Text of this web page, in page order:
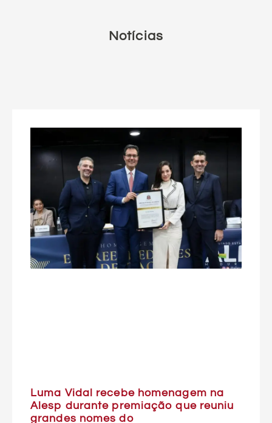
Notícias
Luma Vidal recebe homenagem na
Alesp durante premiação que reuniu
grandes nomes do